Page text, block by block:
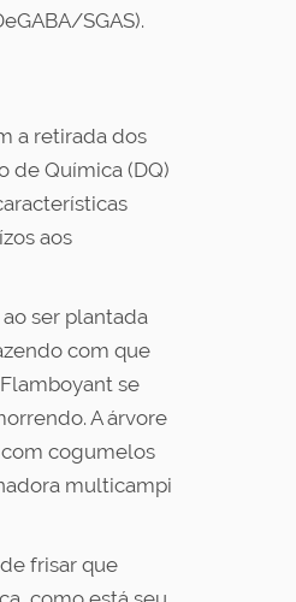
SGAS).
a retirada dos
de Química (DQ)
aos
ser plantada
com que
se
A árvore
com cogumelos
multicampi
frisar que